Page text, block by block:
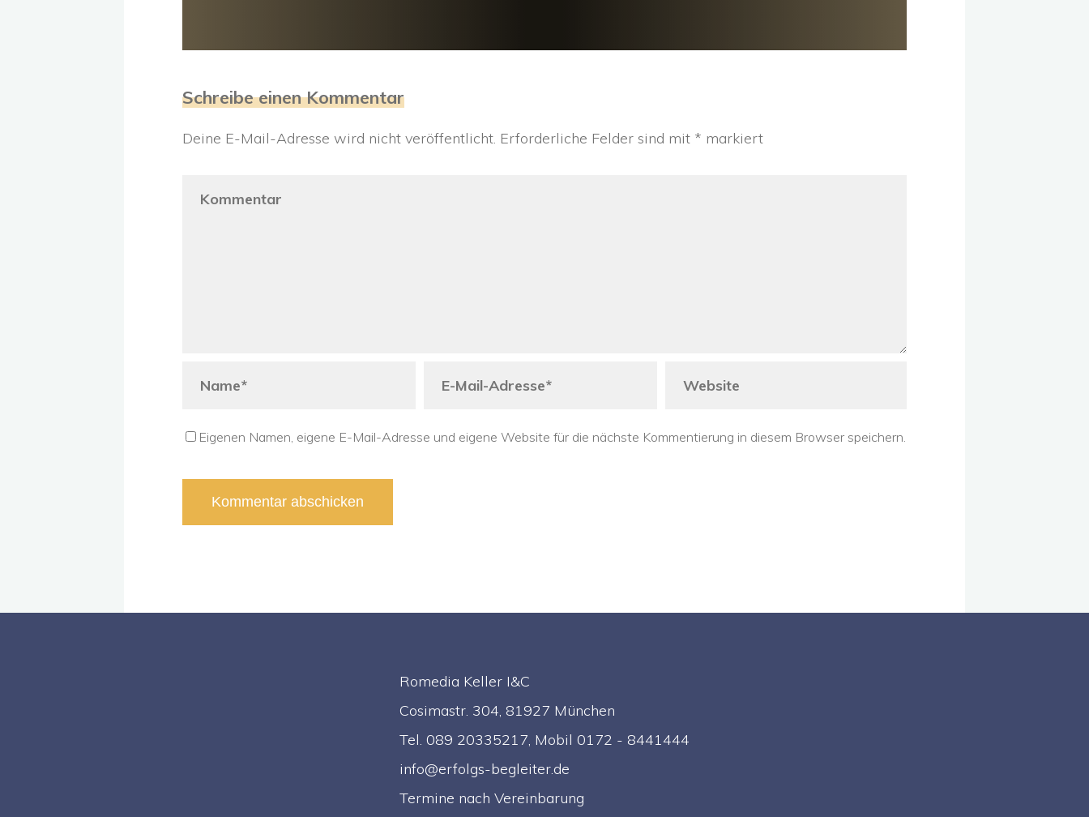
Schreibe einen Kommentar
Deine E-Mail-Adresse wird nicht veröffentlicht. Erforderliche Felder sind mit * markiert
Eigenen Namen, eigene E-Mail-Adresse und eigene Website für die nächste Kommentierung in diesem Browser speichern.
Romedia Keller I&C
Cosimastr. 304, 81927 München
Tel. 089 20335217, Mobil 0172 - 8441444
info@erfolgs-begleiter.de
Termine nach Vereinbarung